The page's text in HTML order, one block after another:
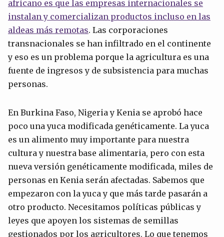
africano es que las empresas internacionales se
instalan y comercializan productos incluso en las
aldeas más remotas. Las corporaciones
transnacionales se han infiltrado en el continente
y eso es un problema porque la agricultura es una
fuente de ingresos y de subsistencia para muchas
personas.
En Burkina Faso, Nigeria y Kenia se aprobó hace
poco una yuca modificada genéticamente. La yuca
es un alimento muy importante para nuestra
cultura y nuestra base alimentaria, pero con esta
nueva versión genéticamente modificada, miles de
personas en Kenia serán afectadas. Sabemos que
empezaron con la yuca y que más tarde pasarán a
otro producto. Necesitamos políticas públicas y
leyes que apoyen los sistemas de semillas
gestionados por los agricultores. Lo que tenemos